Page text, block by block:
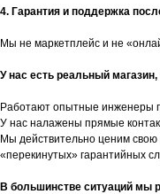
4. Гарантия и поддержка
Мы не маркетплейс и не
У нас есть реальный
Работают опытные инженеры
У нас налажены прямые
Мы действительно ценим
«перекинутых» гарантийных
В большинстве ситуаций мы